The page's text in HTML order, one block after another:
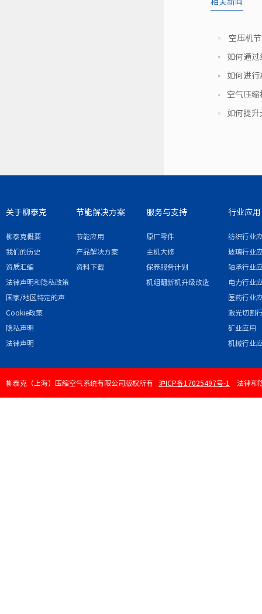
相关新闻
空压机
如何通过
如何进行
空气压缩
如何提升
关于柳泰克
柳泰克概要
我们的历史
资质汇编
法律声明和隐私政策
国家/地区特定的声
明和/或附录
Cookie政策
隐私声明
法律声明
节能解决方案
节能应用
产品解决方案
资料下载
服务与支持
原厂零件
主机大修
保养服务计划
机组翻新机升级改造
行业应用
纺织行业
玻璃行业
轴承行业
电力行业
医药行业
激光切割
矿业应用
机械行业
柳泰克（上海）压缩空气系统有限公司版权所有 沪ICP备17025497号-1 法律和